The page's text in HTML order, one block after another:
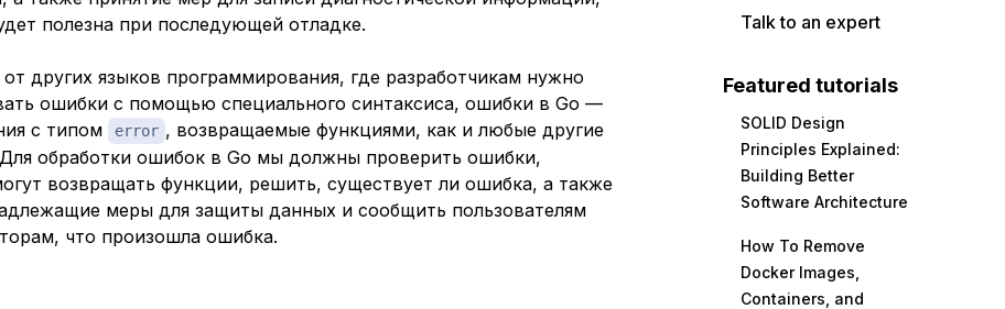
полезна при последующей отладке.
других языков программирования, где разработчикам нужно
ошибки с помощью специального синтаксиса, ошибки в Go —
с типом
error , возвращаемые функциями, как и любые другие
Для обработки ошибок в Go мы должны проверить ошибки,
возвращать функции, решить, существует ли ошибка, а также
меры для защиты данных и сообщить пользователям
что произошла ошибка.
Talk to an expert
Featured tutorials
SOLID Design
Principles Explained:
Building Better
Software Architecture
How To Remove
Docker Images,
Containers, and